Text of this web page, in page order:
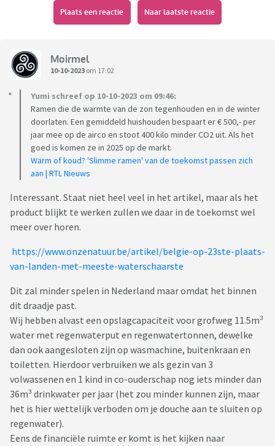
Plaats een reactie Naar laatste reactie
Moirmel
10-10-2023 om 17:02
Yumi schreef op 10-10-2023 om 09:46:
Ramen die de warmte van de zon tegenhouden en in de winter
doorlaten. Een gemiddeld huishouden bespaart er € 500,- per
jaar mee op de airco en stoot 400 kilo minder CO2 uit. Als het
goed is komen ze in 2025 op de markt.
Warm of koud? 'Slimme ramen' van de toekomst passen zich
aan | RTL Nieuws
Interessant. Staat niet heel veel in het artikel, maar als het
product blijkt te werken zullen we daar in de toekomst wel
meer over horen.
https://www.onzenatuur.be/artikel/belgie-op-23ste-plaats-
van-landen-met-meeste-waterschaarste
Dit zal minder spelen in Nederland maar omdat het binnen
dit draadje past.
Wij hebben alvast een opslagcapaciteit voor grofweg 11.5m³
water met regenwaterput en regenwatertonnen, dewelke
dan ook aangesloten zijn op wasmachine, buitenkraan en
toiletten. Hierdoor verbruiken we als gezin van 3
volwassenen en 1 kind in co-ouderschap nog iets minder dan
36m³ drinkwater per jaar (het zou minder kunnen zijn, maar
het is hier wettelijk verboden om je douche aan te sluiten op
regenwater).
Eens de financiële ruimte er komt is het kijken naar